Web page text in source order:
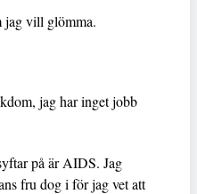
jag vill glömma.
jag har inget jobb
på är AIDS. Jag
fru dog i för jag vet att